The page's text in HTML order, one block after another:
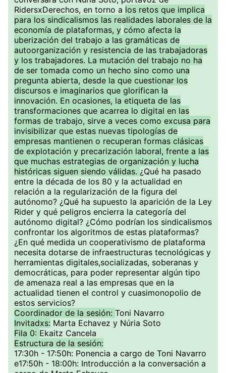
RidersxDerechos, en torno a los retos que implica
para los sindicalismos las realidades laborales de la
economía de plataformas, y cómo afecta la
uberización del trabajo a las gramáticas de
autoorganización y resistencia de las trabajadoras
y los trabajadores. La mutación del trabajo no ha
de ser tomada como un hecho sino como una
pregunta abierta, desde la que cuestionar los
discursos e imaginarios que glorifican la
innovación. En ocasiones, la etiqueta de las
transformaciones que acarrea lo digital en las
formas de trabajo, sirve a veces como excusa para
invisibilizar que estas nuevas tipologías de
empresas mantienen o recuperan formas clásicas
de explotación y precarización laboral, frente a las
que muchas estrategias de organización y lucha
históricas siguen siendo válidas. ¿Qué ha pasado
entre la década de los 80 y la actualidad en
relación a la regularización de la figura del
autónomo? ¿Qué ha supuesto la aparición de la Ley
Rider y qué peligros encierra la categoría del
autónomo digital? ¿Cómo podrían los sindicalismos
confrontar los algoritmos de estas plataformas?
¿En qué medida un cooperativismo de plataforma
necesita dotarse de infraestructuras tecnológicas y
herramientas digitales,socializadas, soberanas y
democráticas, para poder representar algún tipo
de amenaza real a las empresas que en la
actualidad tienen el control y cuasimonopolio de
estos servicios?
Coordinador de la sesión: Toni Navarro
Invitadxs: Marta Echavez y Núria Soto
Fila 0: Ekaitz Cancela
Estructura de la sesión:
17:30h - 17:50h: Ponencia a cargo de Toni Navarro
e17:50h - 18:00h: Introducción a la conversación a